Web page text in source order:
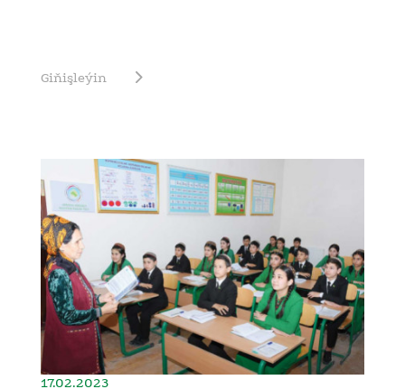
Giňişleýin
17.02.2023